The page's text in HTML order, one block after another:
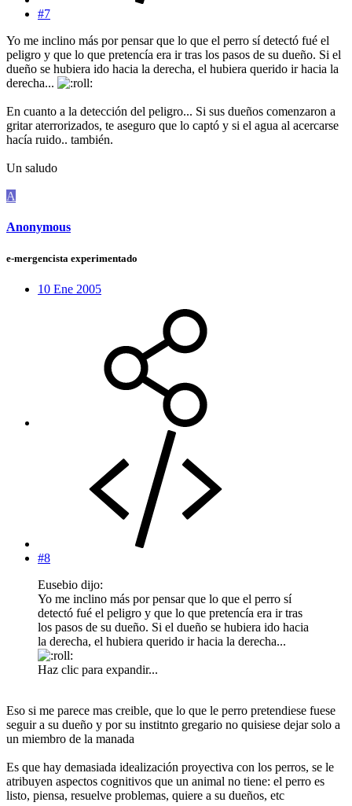
#7
Yo me inclino más por pensar que lo que el perro sí detectó fué el
peligro y que lo que pretencía era ir tras los pasos de su dueño. Si el
dueño se hubiera ido hacia la derecha, el hubiera querido ir hacia la
derecha...
En cuanto a la detección del peligro... Si sus dueños comenzaron a
gritar aterrorizados, te aseguro que lo captó y si el agua al acercarse
hacía ruido.. también.
Un saludo
A
Anonymous
e-mergencista experimentado
10 Ene 2005
#8
Eusebio dijo:
Yo me inclino más por pensar que lo que el perro sí
detectó fué el peligro y que lo que pretencía era ir tras
los pasos de su dueño. Si el dueño se hubiera ido hacia
la derecha, el hubiera querido ir hacia la derecha...
Haz clic para expandir...
Eso si me parece mas creible, que lo que le perro pretendiese fuese
seguir a su dueño y por su institnto gregario no quisiese dejar solo a
un miembro de la manada
Es que hay demasiada idealización proyectiva con los perros, se le
atribuyen aspectos cognitivos que un animal no tiene: el perro es
listo, piensa, resuelve problemas, quiere a su dueños, etc